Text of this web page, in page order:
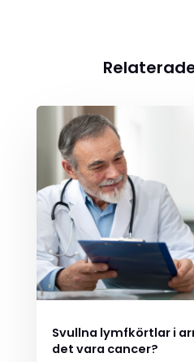
Svullna lymfkörtlar i
det vara cancer?